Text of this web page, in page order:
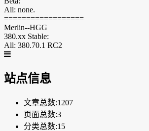
All: none.
==================
Merlin--HGG
380.xx Stable:
All: 380.70.1 RC2
站点信息
文章总数:1207
页面总数:3
分类总数:15